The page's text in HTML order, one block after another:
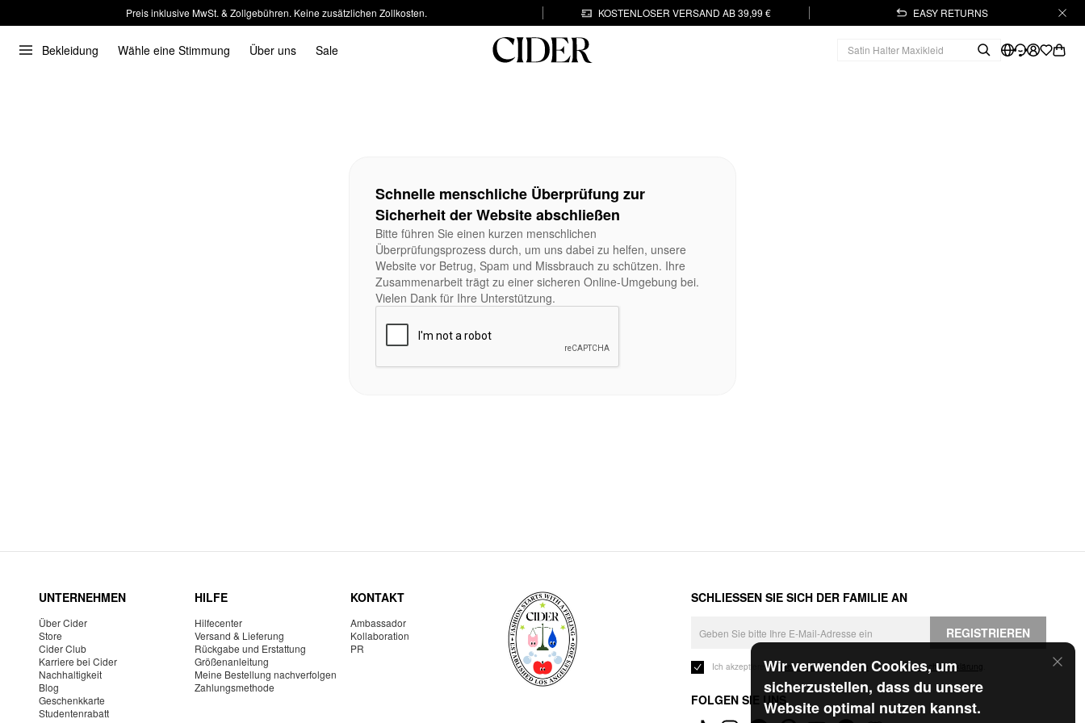
Preis inklusive MwSt. & Zollgebühren. Keine zusätzlichen Zollkosten. KOSTENLOSER VERSAND AB 39,99 € EASY RETURNS
Bekleidung Wähle eine Stimmung Über uns Sale
Wir verwenden Cookies, um
sicherzustellen, dass du unsere
Website optimal nutzen kannst.
Schnelle menschliche Überprüfung zur
Sicherheit der Website abschließen
Bitte führen Sie einen kurzen menschlichen
Überprüfungsprozess durch, um uns dabei zu helfen, unsere
Website vor Betrug, Spam und Missbrauch zu schützen. Ihre
Zusammenarbeit trägt zu einer sicheren Online-Umgebung bei.
Vielen Dank für Ihre Unterstützung.
UNTERNEHMEN
Über Cider
Store
Cider Club
Karriere bei Cider
Nachhaltigkeit
Blog
Geschenkkarte
Studentenrabatt
HILFE
Hilfecenter
Versand & Lieferung
Rückgabe und Erstattung
Größenanleitung
Meine Bestellung nachverfolgen
Zahlungsmethode
KONTAKT
Ambassador
Kollaboration
PR
SCHLIESSEN SIE SICH DER FAMILIE AN
REGISTRIEREN
Ich akzeptiere dieGeschäftsbedingungen und die Datenschutzerklärung
FOLGEN SIE UNS